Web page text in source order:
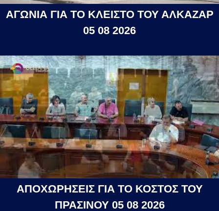
ΑΓΩΝΙΑ ΓΙΑ ΤΟ ΚΛΕΙΣΤΟ ΤΟΥ ΑΛΚΑΖΑΡ
05 08 2026
ΑΠΟΧΩΡΗΣΕΙΣ ΓΙΑ ΤΟ ΚΟΣΤΟΣ ΤΟΥ
ΠΡΑΣΙΝΟΥ 05 08 2026